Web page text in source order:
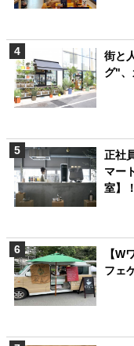
街と
グ"、
正社
マー
室】
【W
フェ